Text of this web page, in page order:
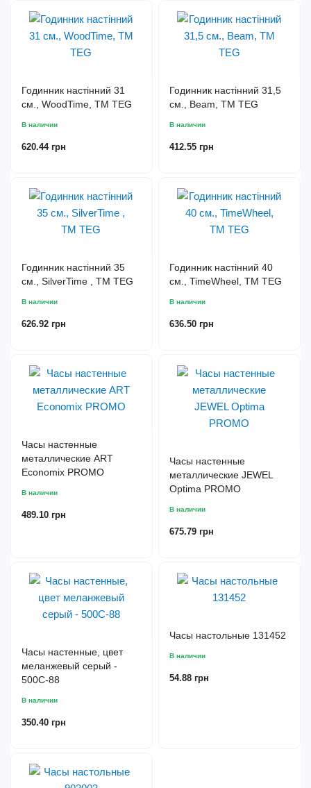
Годинник настінний 31
см., WoodTime, TM TEG
В наличии
620.44 грн
Годинник настінний 31,5
см., Beam, TM TEG
В наличии
412.55 грн
Годинник настінний 35
см., SilverTime , TM TEG
В наличии
626.92 грн
Годинник настінний 40
см., TimeWheel, TM TEG
В наличии
636.50 грн
Часы настенные
металлические ART
Economix PROMO
В наличии
489.10 грн
Часы настенные
металлические JEWEL
Optima PROMO
В наличии
675.79 грн
Часы настенные, цвет
меланжевый серый -
500C-88
В наличии
350.40 грн
Часы настольные 131452
В наличии
54.88 грн